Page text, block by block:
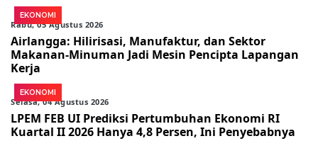
EKONOMI
Rabu, 05 Agustus 2026
Airlangga: Hilirisasi, Manufaktur, dan Sektor
Makanan-Minuman Jadi Mesin Pencipta Lapangan
Kerja
EKONOMI
Selasa, 04 Agustus 2026
LPEM FEB UI Prediksi Pertumbuhan Ekonomi RI
Kuartal II 2026 Hanya 4,8 Persen, Ini Penyebabnya